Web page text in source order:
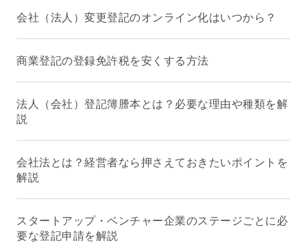
会社（法人）変更登記のオンライン化はいつから？
商業登記の登録免許税を安くする方法
法人（会社）登記簿謄本とは？必要な理由や種類を解
説
会社法とは？経営者なら押さえておきたいポイントを
解説
スタートアップ・ベンチャー企業のステージごとに必
要な登記申請を解説